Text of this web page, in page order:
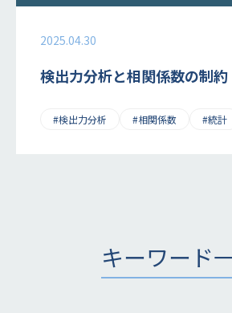
2025.04.30
検出力分析と相関係数の制約
#検出力分析 #相関係数 #統計
キーワード